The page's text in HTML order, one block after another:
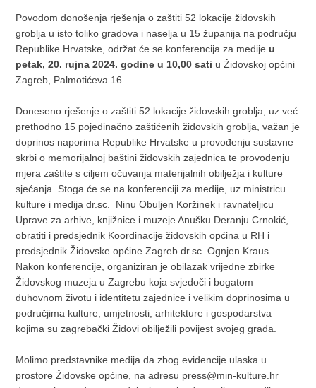
Povodom donošenja rješenja o zaštiti 52 lokacije židovskih
groblja u isto toliko gradova i naselja u 15 županija na području
Republike Hrvatske, održat će se konferencija za medijeu
petak, 20. rujna 2024. godine u 10,00 sati u Židovskoj općini
Zagreb, Palmotićeva 16.
Doneseno rješenje o zaštiti 52 lokacije židovskih groblja, uz već
prethodno 15 pojedinačno zaštićenih židovskih groblja, važan je
doprinos naporima Republike Hrvatske u provođenju sustavne
skrbi o memorijalnoj baštini židovskih zajednica te provođenju
mjera zaštite s ciljem očuvanja materijalnih obilježja i kulture
sjećanja. Stoga će se na konferenciji za medije, uz ministricu
kulture i medija dr.sc. Ninu Obuljen Koržinek i ravnateljicu
Uprave za arhive, knjižnice i muzeje Anušku Deranju Crnokić,
obratiti i predsjednik Koordinacije židovskih općina u RH i
predsjednik Židovske općine Zagreb dr.sc. Ognjen Kraus.
Nakon konferencije, organiziran je obilazak vrijedne zbirke
Židovskog muzeja u Zagrebu koja svjedoči i bogatom
duhovnom životu i identitetu zajednice i velikim doprinosima u
područjima kulture, umjetnosti, arhitekture i gospodarstva
kojima su zagrebački Židovi obilježili povijest svojeg grada.
Molimo predstavnike medija da zbog evidencije ulaska u
prostore Židovske općine, na adresu press@min-kulture.hr